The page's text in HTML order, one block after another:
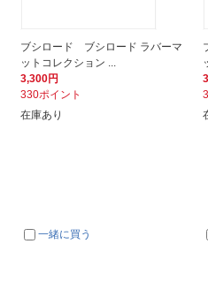
ブシロード ブシロード ラバーマ
ットコレクション ...
3,300円
330ポイント
在庫あり
一緒に買う